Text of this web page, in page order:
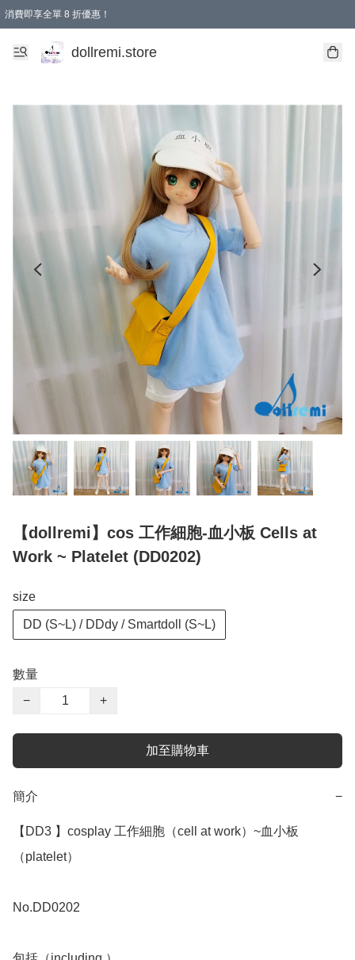
消費即享全單 8 折優惠！
購物滿 HKD 1500.00即享免運費優惠！（適用於 本地送貨、本地取貨、國際送貨 )
dollremi.store
【dollremi】cos 工作細胞-血小板 Cells at
Work ~ Platelet (DD0202)
size
DD (S~L) / DDdy / Smartdoll (S~L)
數量
−
+
加至購物車
簡介 −
【DD3 】cosplay 工作細胞（cell at work）~血小板
（platelet）
No.DD0202